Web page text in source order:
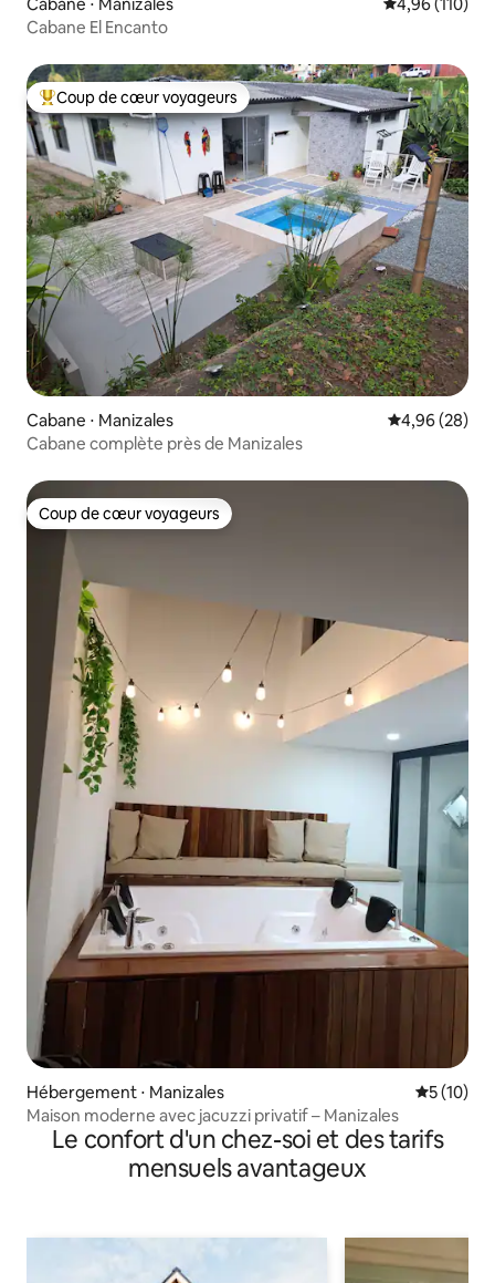
Cabane El Encanto
Coups de cœur voyageurs les plus appréciés
Coup de cœur voyageurs
Cabane ⋅ Manizales Évaluation
4,96 (28)
Cabane complète près de Manizales
Coup de cœur voyageurs
Coup de cœur voyageurs
Hébergement ⋅ Manizales
5 (10)
Maison moderne avec jacuzzi privatif – Manizales
Le confort d'un chez-soi et des tarifs
mensuels avantageux